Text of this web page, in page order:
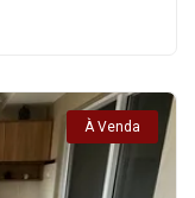
À Venda